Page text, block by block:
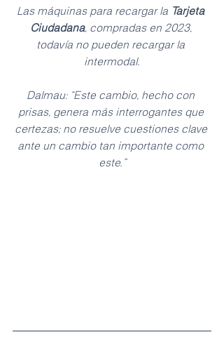
Las máquinas para recargar la Tarjeta
Ciudadana, compradas en 2023,
todavía no pueden recargar la
intermodal.
Dalmau: “Este cambio, hecho con
prisas, genera más interrogantes que
certezas; no resuelve cuestiones clave
ante un cambio tan importante como
este.”